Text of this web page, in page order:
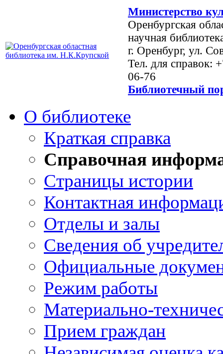
Министерство
Оренбургская
научная
г. Оренбург, ул.
Тел. для справок:
06-76
Библиотечный
О библиотеке
Краткая справка
Справочная
Страницы истории
Контактная
Отделы и залы
Сведения об
Официальные
Режим работы
Материально-
Прием граждан